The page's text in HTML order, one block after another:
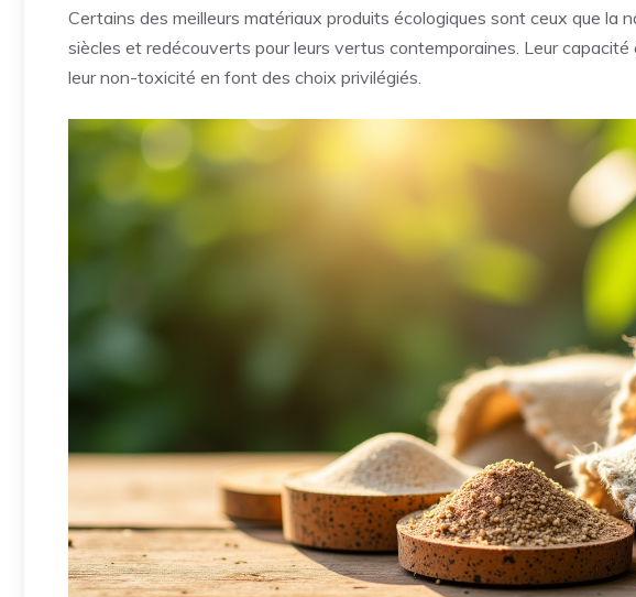
Certains des meilleurs matériaux produits écologiques sont ceux que la
siècles et redécouverts pour leurs vertus contemporaines. Leur
leur non-toxicité en font des choix privilégiés.